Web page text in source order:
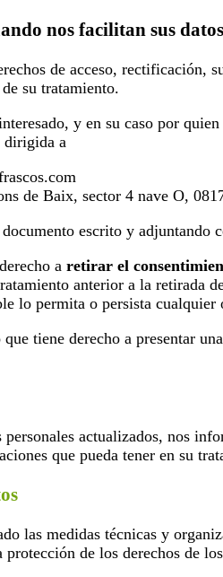
nos facilitan sus
de acceso,
su tratamiento.
y en su caso por
dirigida a
de Baix, sector 4 nave O,
escrito y
a retirar el
anterior a la
lo permita o persista
tiene derecho a presentar
personales actualizados, nos
que pueda tener en su
las medidas técnicas y
de los derechos de